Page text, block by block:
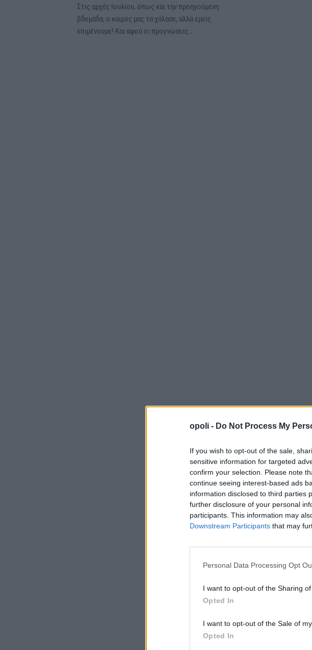
opoli - Do Not Process My
If you wish to opt-out of the sale,
sensitive information for targeted
confirm your selection. Please note
continue seeing interest-based ads
information disclosed to third parties
further disclosure of your personal
participants. This information may
Downstream Participants that may
Personal Data Processing Opt
I want to opt-out of the Sharing
Opted In
I want to opt-out of the Sale of
Opted In
Στις αρχές Ιουλίου, όπως και την προηγούμενη
βδομάδα, ο καιρός μας τα χάλασε, αλλά εμείς
επιμένουμε! Και αφού οι προγνώσεις…